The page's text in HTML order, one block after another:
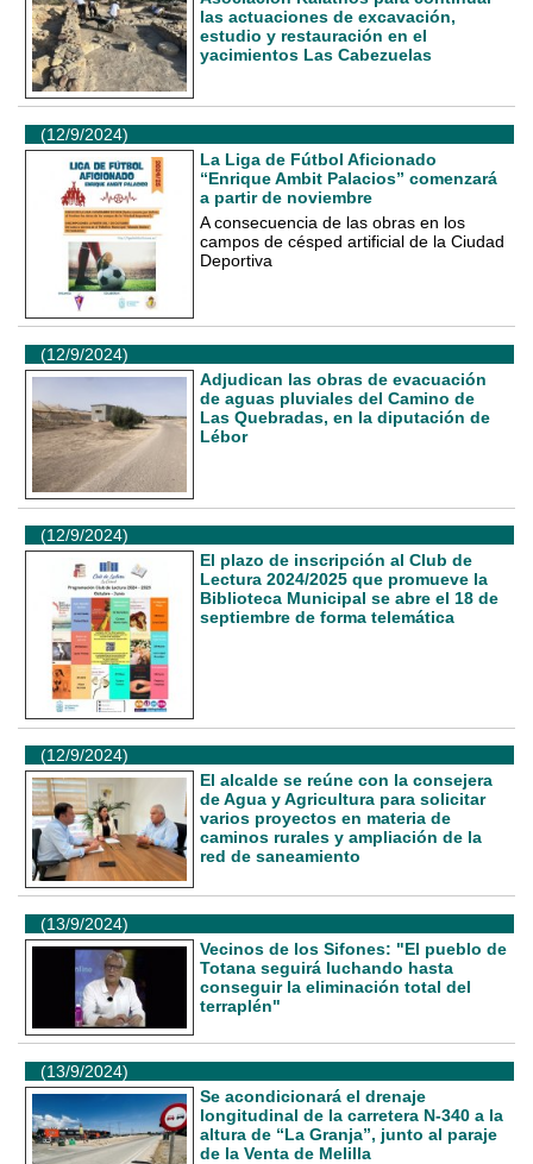
las actuaciones de excavación,
estudio y restauración en el
yacimientos Las Cabezuelas
(12/9/2024)
La Liga de Fútbol Aficionado
“Enrique Ambit Palacios” comenzará
a partir de noviembre
A consecuencia de las obras en los
campos de césped artificial de la Ciudad
Deportiva
(12/9/2024)
Adjudican las obras de evacuación
de aguas pluviales del Camino de
Las Quebradas, en la diputación de
Lébor
(12/9/2024)
El plazo de inscripción al Club de
Lectura 2024/2025 que promueve la
Biblioteca Municipal se abre el 18 de
septiembre de forma telemática
(12/9/2024)
El alcalde se reúne con la consejera
de Agua y Agricultura para solicitar
varios proyectos en materia de
caminos rurales y ampliación de la
red de saneamiento
(13/9/2024)
Vecinos de los Sifones: "El pueblo de
Totana seguirá luchando hasta
conseguir la eliminación total del
terraplén"
(13/9/2024)
Se acondicionará el drenaje
longitudinal de la carretera N-340 a la
altura de “La Granja”, junto al paraje
de la Venta de Melilla